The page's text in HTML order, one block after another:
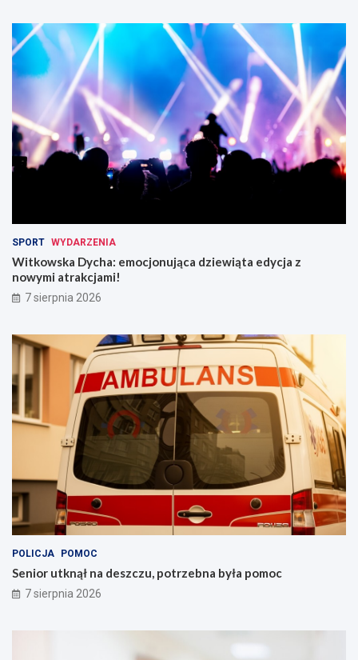
SPORT WYDARZENIA
Witkowska Dycha: emocjonująca dziewiąta edycja z
nowymi atrakcjami!
7 sierpnia 2026
POLICJA POMOC
Senior utknął na deszczu, potrzebna była pomoc
7 sierpnia 2026